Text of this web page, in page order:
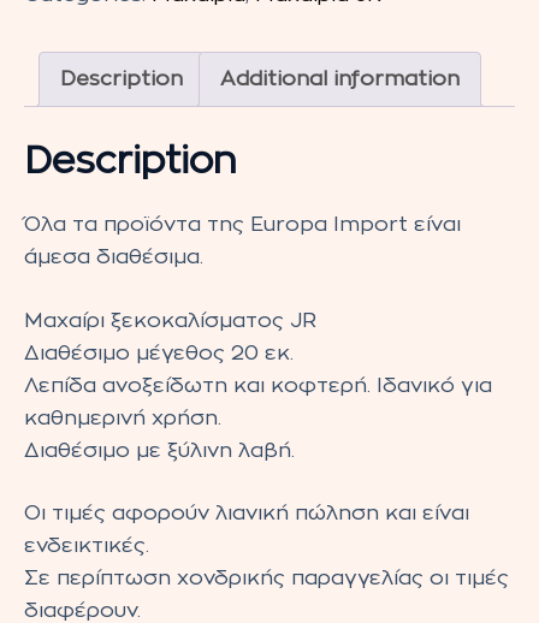
20cm
quantity
Description Additional information
Description
Όλα τα προϊόντα της Europa Import είναι
άμεσα διαθέσιμα.
Μαχαίρι ξεκοκαλίσματος JR
Διαθέσιμο μέγεθος 20 εκ.
Λεπίδα ανοξείδωτη και κοφτερή. Ιδανικό για
καθημερινή χρήση.
Διαθέσιμο με ξύλινη λαβή.
Οι τιμές αφορούν λιανική πώληση και είναι
ενδεικτικές.
Σε περίπτωση χονδρικής παραγγελίας οι τιμές
διαφέρουν.